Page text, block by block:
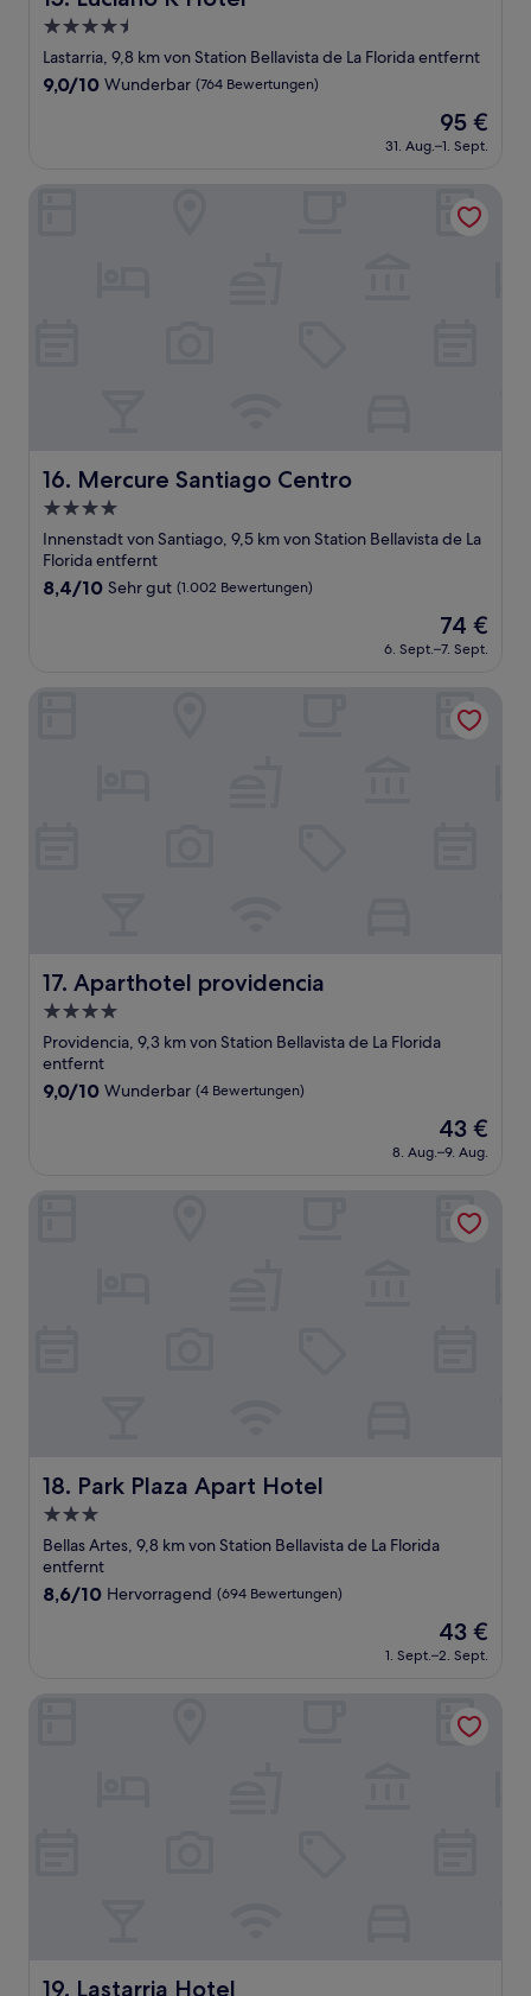
4.5-
Sterne-
Unterkunft
Lastarria, 9,8 km von Station Bellavista de La Florida entfernt
9.0
Bewertungen)
9,0/10 Wunderbar (764 Bewertungen)
Der
Preis
beträgt
95 €
31. Aug.–1. Sept.
16. Mercure Santiago Centro
Mercure Santiago Centro
4.0-
Sterne-
Unterkunft
Innenstadt von Santiago, 9,5 km von Station Bellavista de La
Florida entfernt
8.4
(1.002
8,4/10 Sehr gut (1.002 Bewertungen)
Der
Preis
beträgt
74 €
6. Sept.–7. Sept.
17. Aparthotel providencia
Aparthotel providencia
4.0-
Sterne-
Unterkunft
Providencia, 9,3 km von Station Bellavista de La Florida
entfernt
9.0
Bewertungen)
9,0/10 Wunderbar (4 Bewertungen)
Der
Preis
beträgt
43 €
8. Aug.–9. Aug.
18. Park Plaza Apart Hotel
Park Plaza Apart Hotel
3.0-
Sterne-
Unterkunft
Bellas Artes, 9,8 km von Station Bellavista de La Florida
entfernt
8.6
Bewertungen)
8,6/10 Hervorragend (694 Bewertungen)
Der
Preis
beträgt
43 €
1. Sept.–2. Sept.
19. Lastarria Hotel
Lastarria Hotel